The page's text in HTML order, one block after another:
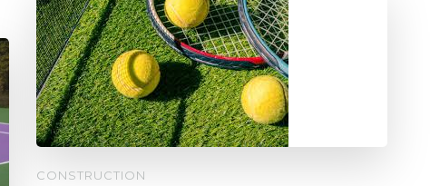
CONSTRUCTION